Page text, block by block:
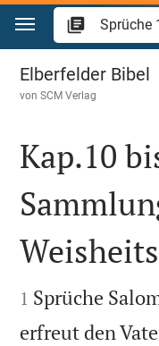
Zum Inhalt springen
Sprüche 10
Elberfelder Bibel
vonSCM Verlag

Kap.10

1 Sprüche
erfreut den